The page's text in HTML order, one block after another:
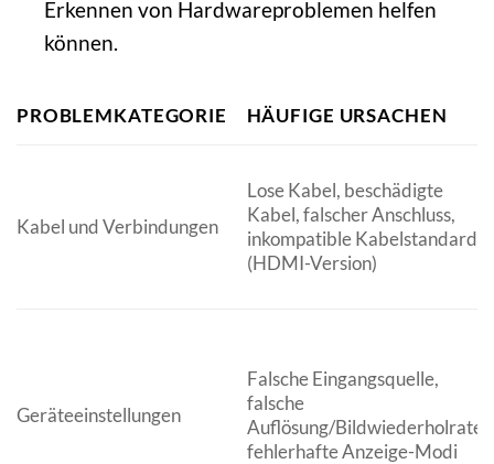
Erkennen von Hardwareproblemen helfen
können.
PROBLEMKATEGORIE HÄUFIGE URSACHEN
Kabel und Verbindungen
Lose Kabel, beschädigte
Kabel, falscher Anschluss,
inkompatible Kabelstandards
(HDMI-Version)
Geräteeinstellungen
Falsche Eingangsquelle,
falsche
Auflösung/Bildwiederholrate,
fehlerhafte Anzeige-Modi